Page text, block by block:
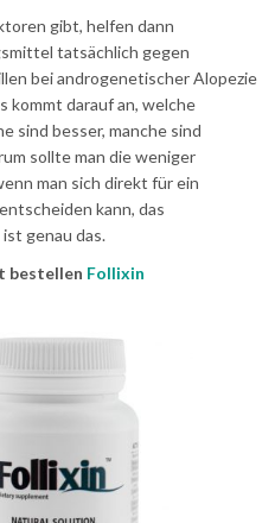
gibt, helfen dann
tatsächlich gegen
bei androgenetischer Alopezie
kommt darauf an, welche
sind besser, manche sind
sollte man die weniger
man sich direkt für ein
kann, das
genau das.
bestellen Follixin